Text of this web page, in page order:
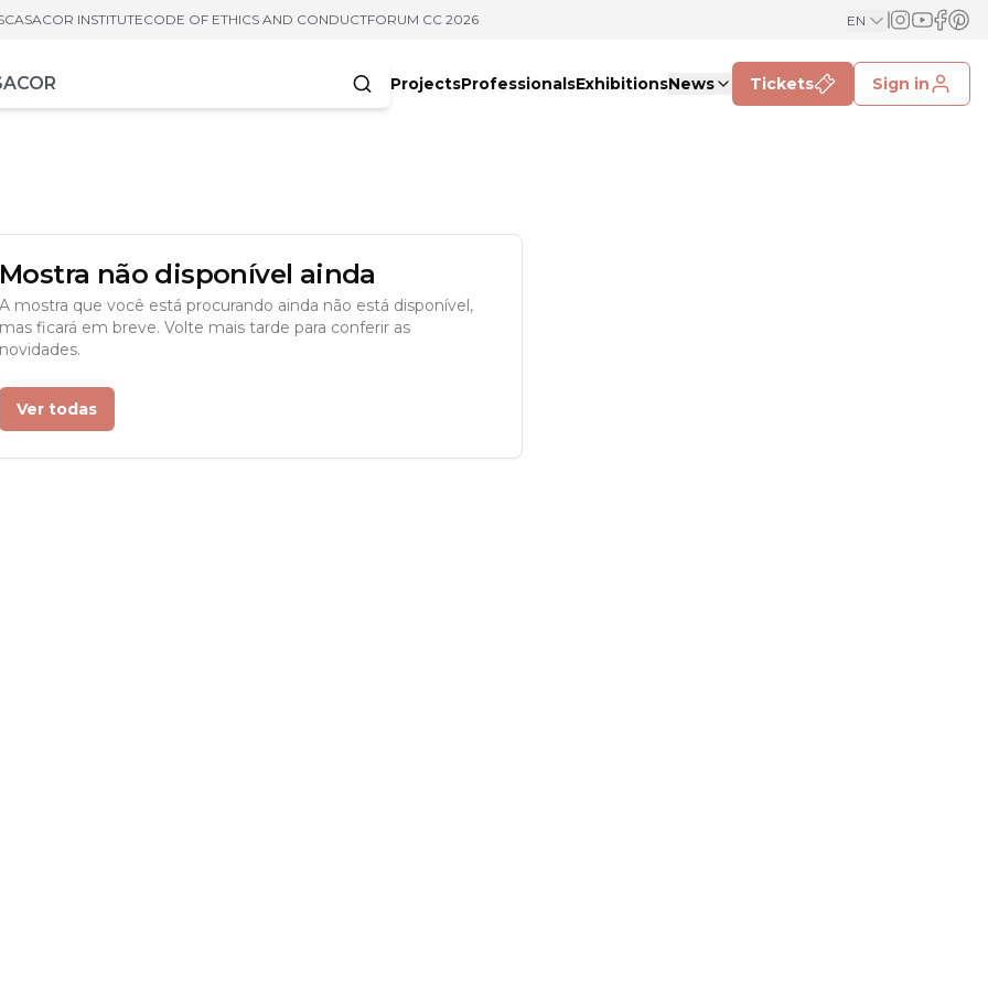
CASACOR INSTITUTECODE OF ETHICS AND CONDUCTFORUM CC 2026 EN
ProjectsProfessionalsExhibitionsNews Tickets Sign in
Mostra não disponível ainda
A mostra que você está procurando ainda não está disponível,
mas ficará em breve. Volte mais tarde para conferir as
novidades.
Ver todas